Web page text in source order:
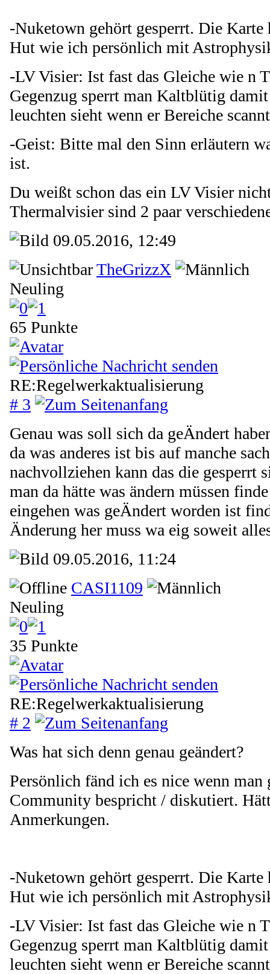
-Nuketown gehört gesperrt. Die
Hut wie ich persönlich mit
-LV Visier: Ist fast das Gleiche wie n
Gegenzug sperrt man Kaltblütig
leuchten sieht wenn er Bereiche scannt
-Geist: Bitte mal den Sinn erläutern
ist.
Du weißt schon das ein LV Visier
Thermalvisier sind 2 paar
09.05.2016, 12:49
TheGrizzX
Neuling
65 Punkte
RE:Regelwerkaktualisierung
# 3
Genau was soll sich da geÄndert
da was anderes ist bis auf manche
nachvollziehen kann das die gesperrt
man da hätte was ändern müssen
eingehen was geÄndert worden ist
Änderung her muss wa eig soweit
09.05.2016, 11:24
CASI1109
Neuling
35 Punkte
RE:Regelwerkaktualisierung
# 2
Was hat sich denn genau geändert?
Persönlich fänd ich es nice wenn
Community bespricht / diskutiert.
Anmerkungen.
-Nuketown gehört gesperrt. Die
Hut wie ich persönlich mit
-LV Visier: Ist fast das Gleiche wie n
Gegenzug sperrt man Kaltblütig
leuchten sieht wenn er Bereiche scannt